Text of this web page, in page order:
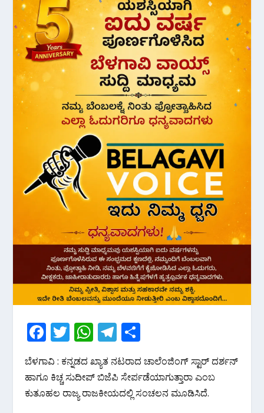
F
e
b
T
w
itt
er
W
at
s
T
el
e
gr
h
ar
e
ಬೆಳಗಾವಿ : ಕನ್ನಡದ ಖ್ಯಾತ ನಟರಾದ ಚಾಲೆಂಜಿಂಗ್ ಸ್ಟಾರ್ ದರ್ಶನ್
ಹಾಗೂ ಕಿಚ್ಚ ಸುದೀಪ್ ಬಿಜೆಪಿ ಸೇರ್ಪಡೆಯಾಗುತ್ತಾರಾ ಎಂಬ
ಕುತೂಹಲ ರಾಜ್ಯ ರಾಜಕೀಯದಲ್ಲಿ ಸಂಚಲನ ಮೂಡಿಸಿದೆ.